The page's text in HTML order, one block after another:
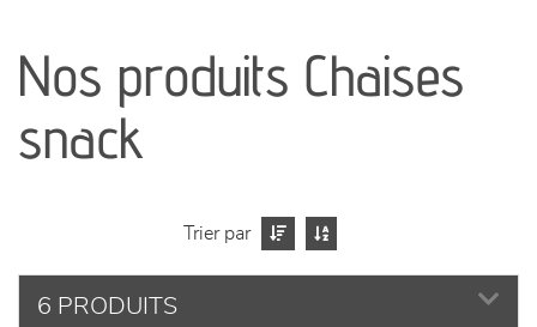
séjours
meubles de complément
literie
Nos produits Chaises
snack
Trier par
6 PRODUITS